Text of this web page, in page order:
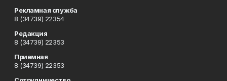
Рекламная служба
8 (34739) 22354
Редакция
8 (34739) 22353
Приемная
8 (34739) 22353